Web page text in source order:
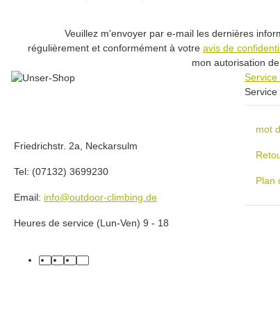
Veuillez m'envoyer par e-mail les dernières
régulièrement et conformément à votre avis de
mon autorisation
Friedrichstr. 2a, Neckarsulm
Tel: (07132) 3699230
Email: info@outdoor-climbing.de
Heures de service (Lun-Ven) 9 - 18
facebook
youtube
instagram
tiktok
Service
Service
mot
Plan